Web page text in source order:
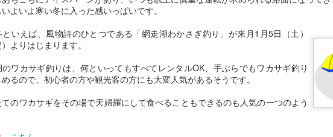
よいよ寒い冬に入った感いっぱいです。
といえば、風物詩のひとつである「網走湖わかさぎ釣り」が来月1月5日（土）
）よりはじまります。
ワカサギ釣りは、何といってもすべてレンタルOK、手ぶらでもワカサギ釣り
るので、初心者の方や観光客の方にも大変人気があるそうです。
のワカサギをその場で天婦羅にして食べることもできるのも人気の一つのよう
ンタルOK 手ぶらで楽しめるイベントです。
ギ釣り】
01/05（月）～2026/02月11日（水）
走湖畔特設会場
【セット内容】遊漁料、貸し竿、仕掛け、エサ、穴